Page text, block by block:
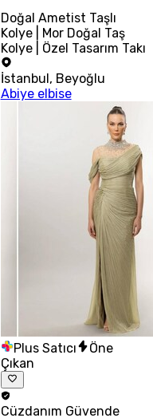
Doğal Ametist Taşlı
Kolye | Mor Doğal Taş
Kolye | Özel Tasarım Takı
İstanbul, Beyoğlu
Abiye elbise
Plus Satıcı
Öne
Çıkan
Cüzdanım Güvende